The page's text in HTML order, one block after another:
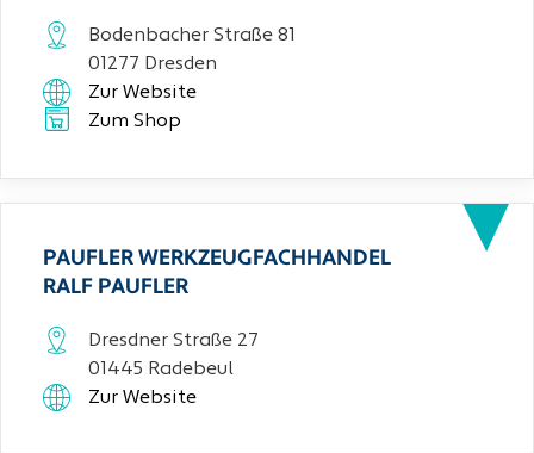
Bodenbacher Straße 81
01277 Dresden
Zur Website
Zum Shop
PAUFLER WERKZEUGFACHHANDEL
RALF PAUFLER
Dresdner Straße 27
01445 Radebeul
Zur Website